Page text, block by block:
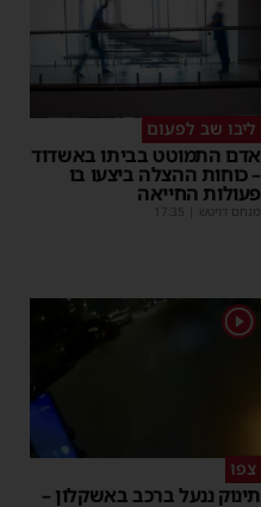
ליבו שב לפעום
אדם התמוטט בביתו באשדוד
– כוחות ההצלה ביצעו בו
פעולות החייאה
מנחם דויטש 17:35
1
צפו
תינוק ננעל ברכב באשקלון –